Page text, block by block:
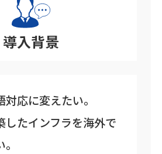
導入背景
応に変えたい。
したインフラを海外で